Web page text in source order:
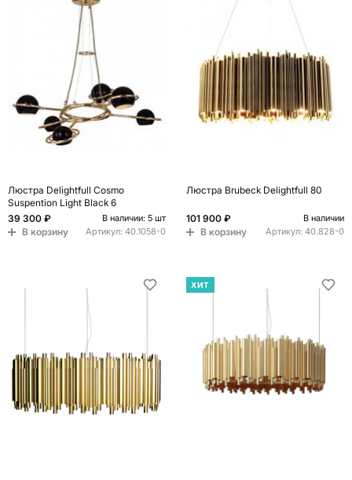
Люстра Delightfull Cosmo
Suspention Light Black 6
39 300 ₽
В наличии: 5 шт
В корзину Артикул: 40.1058-0
Люстра Brubeck Delightfull 80
101 900 ₽ В наличии
В корзину Артикул: 40.828-0
ХИТ